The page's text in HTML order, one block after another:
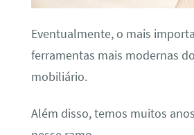
Eventualmente, o mais
ferramentas mais modernas
mobiliário.
Além disso, temos muitos